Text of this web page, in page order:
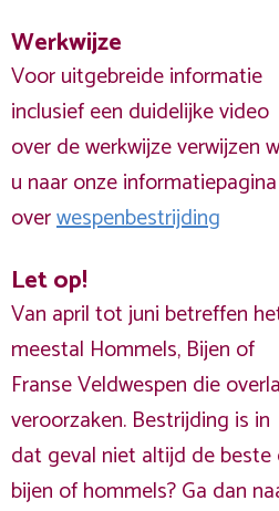
Werkwijze
Voor uitgebreide informatie
inclusief een duidelijke video
over de werkwijze verwijzen
u naar onze informatiepagina
overwespenbestrijding
Let op!
Van april tot juni betreffen
meestal Hommels, Bijen of
Franse Veldwespen die
veroorzaken. Bestrijding is in
dat geval niet altijd de
bijen of hommels? Ga dan